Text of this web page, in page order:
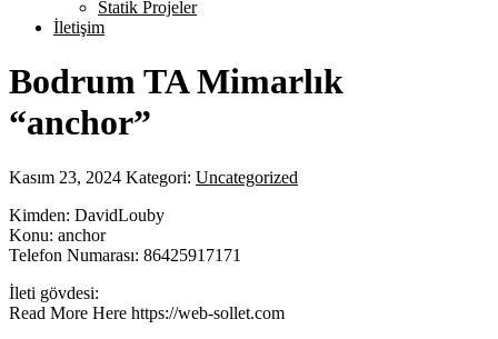
Statik Projeler
İletişim
Bodrum TA Mimarlık
“anchor”
Kasım 23, 2024 Kategori: Uncategorized
Kimden: DavidLouby
Konu: anchor
Telefon Numarası: 86425917171
İleti gövdesi:
Read More Here https://web-sollet.com